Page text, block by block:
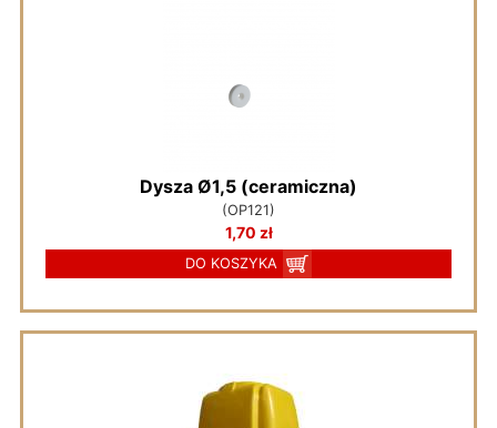
Dysza Ø1,5 (ceramiczna)
(OP121)
1,70 zł
DO KOSZYKA